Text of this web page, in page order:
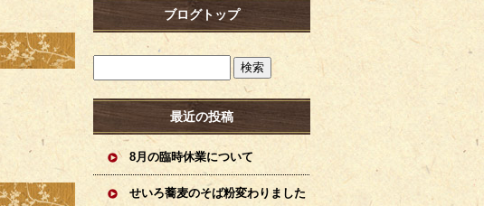
ブログトップ
最近の投稿
8月の臨時休業について
せいろ蕎麦のそば粉変わりました